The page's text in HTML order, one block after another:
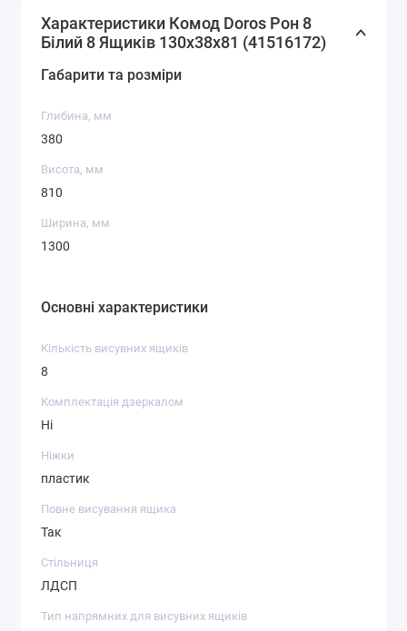
Характеристики Комод Doros Рон 8
Білий 8 Ящиків 130х38х81 (41516172)
Габарити та розміри
Глибина, мм
380
Висота, мм
810
Ширина, мм
1300
Основні характеристики
Кількість висувних ящиків
8
Комплектація дзеркалом
Ні
Ніжки
пластик
Повне висування ящика
Так
Стільниця
ЛДСП
Тип напрямних для висувних ящиків